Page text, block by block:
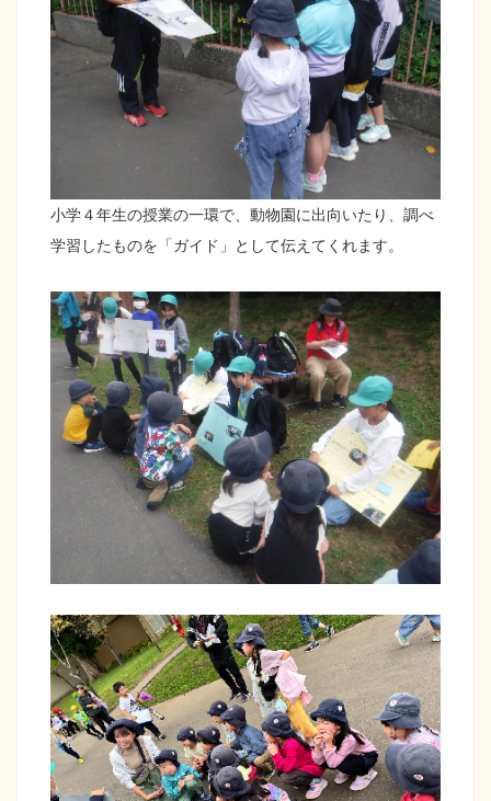
小学４年生の授業の一環で、動物園に出向いたり、調べ
学習したものを「ガイド」として伝えてくれます。